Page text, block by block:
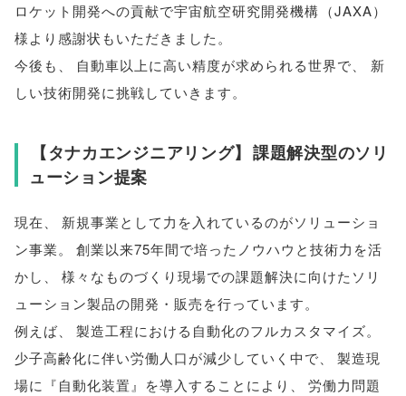
ロケット開発への貢献で宇宙航空研究開発機構 （JAXA）
様より感謝状もいただきました。
今後も 、 自動車以上に高い精度が求められる世界で、
新
しい技術開発に挑戦していきます。
【タナカエンジニアリング】 課題解決型のソリ
ューション提案
現在、
新規事業として力を入れているのがソリューショ
ン事業。
創業以来75年間で培ったノウハウと技術力を活
かし 、
様々なものづくり現場での課題解決に向けたソリ
ューション製品の開発・販売を行っています。
例えば、 製造工程における自動化のフルカスタマイズ。
少子高齢化に伴い労働人口が減少していく中で、
製造現
場に『自動化装置』を導入することにより 、
労働力問題